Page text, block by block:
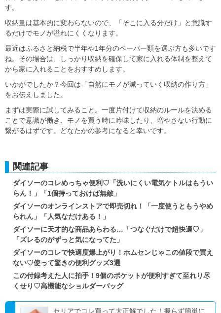
す。
収納量は基本的に変わらないので、
「そこに入る分だけ」と意識す
るだけでモノが溢れにくくなります。
最近はふるさと納税で半年や1年分のペーパー類を選ぶ方も多いです
ね。その場合は、
しっかり収納を確保して家に入れる体制を整えて
から家に入れることをおすすめします。
いかがでしたか？今回は「自然にモノが減っていく収納の作り方」
をお伝えしました。
まずは実際に試してみること。一度片付けて収納のルールを決める
ことで意識が働き、モノを買う時に吟味したり、増やさない行動に
繋がるはずです。どなたかの参考になると幸いです。
関連記事
ダイソーのコレめっちゃ便利♡「洗いにくい電気ケトルはもうい
らん！」「1個持っておけば無敵」
ダイソーのオンラインストアで即売切れ！「一度使うともうやめ
られん」「人気なだけある！」
ダイソーに天才的な商品あらわる…「つなぐだけで超快適♡」
「ズレるのがずっと気になってた」
ダイソーのコレで快適度爆上がり！ホムセンじゃこの値段で買え
ない♡使って驚きの便利グッズ3選
この付録考えた人に拍手！9個のポケットが便利すぎて至れり尽
くせり♡高機能なショルダーバッグ
セリアでコレ買って大正解でした！握らず簡単に